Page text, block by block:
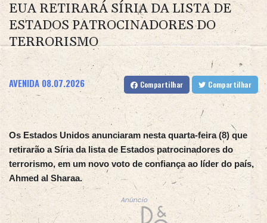
EUA RETIRARÁ SÍRIA DA LISTA DE
ESTADOS PATROCINADORES DO
TERRORISMO
AVENIDA 08.07.2026 Compartilhar Compartilhar
Os Estados Unidos anunciaram nesta quarta-feira (8) que
retirarão a Síria da lista de Estados patrocinadores do
terrorismo, em um novo voto de confiança ao líder do país,
Ahmed al Sharaa.
Anúncio